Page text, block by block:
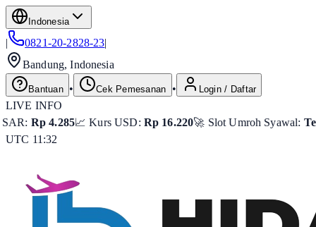
Indonesia
| 0821-20-2828-23|
Bandung, Indonesia
Bantuan • Cek Pemesanan • Login / Daftar
LIVE INFO
📈 Kurs USD:Rp 16.220🚀 Slot Umroh Syawal:Tersisa 8 Seat
UTC 11:32